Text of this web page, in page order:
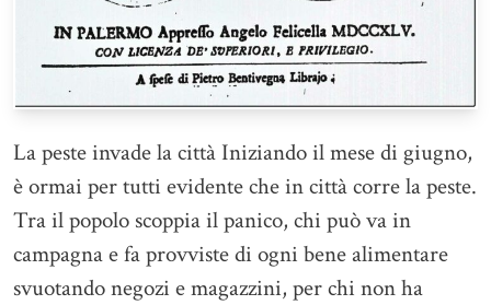
La peste invade la città Iniziando il mese di giugno,
è ormai per tutti evidente che in città corre la peste.
Tra il popolo scoppia il panico, chi può va in
campagna e fa provviste di ogni bene alimentare
svuotando negozi e magazzini, per chi non ha